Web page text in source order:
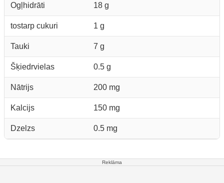
Ogļhidrāti 18 g
tostarp cukuri 1 g
Tauki 7 g
Šķiedrvielas 0.5 g
Nātrijs 200 mg
Kalcijs 150 mg
Dzelzs 0.5 mg
Reklāma